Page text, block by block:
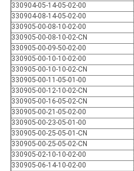
330904-05-14-05-02-00
330904-08-14-05-02-00
330905-00-08-10-02-00
330905-00-08-10-02-CN
330905-00-09-50-02-00
330905-00-10-10-02-00
330905-00-10-10-02-CN
330905-00-11-05-01-00
330905-00-12-10-02-CN
330905-00-16-05-02-CN
330905-00-21-05-02-00
330905-00-23-05-01-00
330905-00-25-05-01-CN
330905-00-25-05-02-CN
330905-02-10-10-02-00
330905-06-14-10-02-00